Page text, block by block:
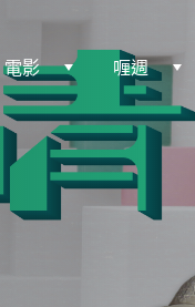
電影 喱週